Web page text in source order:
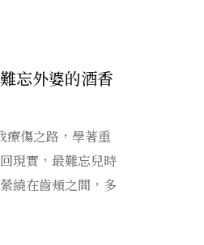
忘外婆的酒香
療傷之路，學著重
現實，最難忘兒時
繞在齒頰之間，多